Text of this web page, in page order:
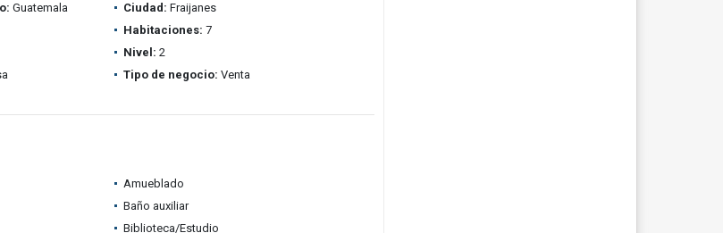
Guatemala Ciudad: Fraijanes
Habitaciones: 7
Nivel: 2
Tipo de negocio: Venta
Amueblado
Baño auxiliar
Biblioteca/Estudio